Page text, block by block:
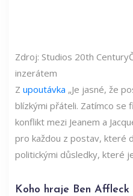
Zdroj: Studios 20th Century
inzerátem
Z upoutávka „Je jasné, že
blízkými přáteli. Zatímco se
konflikt mezi Jeanem a
pro každou z postav, které
politickými důsledky, které
Koho hraje Ben